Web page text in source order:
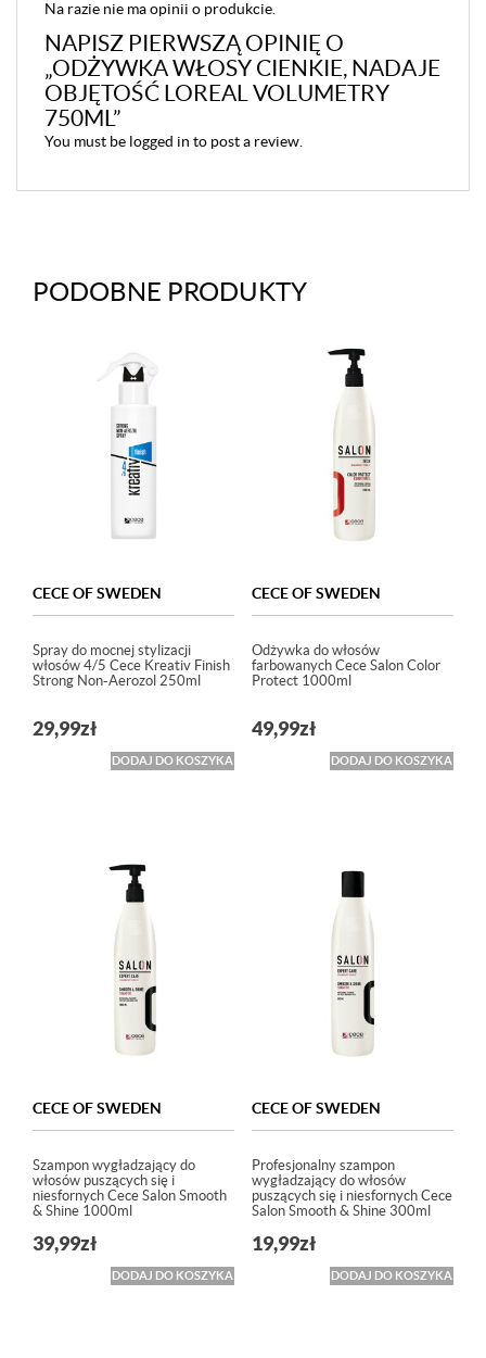
Na razie nie ma opinii o produkcie.
NAPISZ PIERWSZĄ OPINIĘ O
„ODŻYWKA WŁOSY CIENKIE, NADAJE
OBJĘTOŚĆ LOREAL VOLUMETRY
750ML”
You must be logged in to post a review.
PODOBNE PRODUKTY
CECE OF SWEDEN
Spray do mocnej stylizacji
włosów 4/5 Cece Kreativ Finish
Strong Non-Aerozol 250ml
29,99zł
DODAJ DO KOSZYKA
CECE OF SWEDEN
Odżywka do włosów
farbowanych Cece Salon Color
Protect 1000ml
49,99zł
DODAJ DO KOSZYKA
CECE OF SWEDEN
Szampon wygładzający do
włosów puszących się i
niesfornych Cece Salon Smooth
& Shine 1000ml
39,99zł
DODAJ DO KOSZYKA
CECE OF SWEDEN
Profesjonalny szampon
wygładzający do włosów
puszących się i niesfornych Cece
Salon Smooth & Shine 300ml
19,99zł
DODAJ DO KOSZYKA